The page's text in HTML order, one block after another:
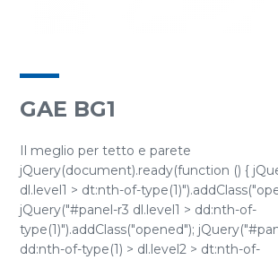
GAE BG1
Il meglio per tetto e parete
jQuery(document).ready(function () {
dl.level1 > dt:nth-of-
jQuery("#panel-r3 dl.level1 > dd:nth-of-
type(1)").addClass("opened");
dd:nth-of-type(1) > dl.level2 > dt:nth-of-